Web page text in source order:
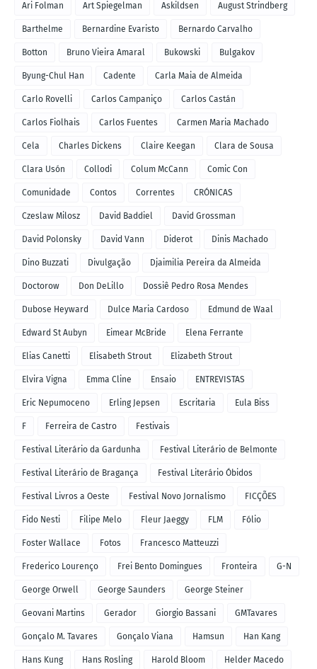
Ari Folman Art Spiegelman Askildsen August Strindberg
Barthelme Bernardine Evaristo Bernardo Carvalho
Botton Bruno Vieira Amaral Bukowski Bulgakov
Byung-Chul Han Cadente Carla Maia de Almeida
Carlo Rovelli Carlos Campaniço Carlos Castán
Carlos Fiolhais Carlos Fuentes Carmen Maria Machado
Cela Charles Dickens Claire Keegan Clara de Sousa
Clara Usón Collodi Colum McCann Comic Con
Comunidade Contos Correntes CRÓNICAS
Czeslaw Milosz David Baddiel David Grossman
David Polonsky David Vann Diderot Dinis Machado
Dino Buzzati Divulgação Djaimilia Pereira da Almeida
Doctorow Don DeLillo Dossiê Pedro Rosa Mendes
Dubose Heyward Dulce Maria Cardoso Edmund de Waal
Edward St Aubyn Eimear McBride Elena Ferrante
Elias Canetti Elisabeth Strout Elizabeth Strout
Elvira Vigna Emma Cline Ensaio ENTREVISTAS
Eric Nepumoceno Erling Jepsen Escritaria Eula Biss
F Ferreira de Castro Festivais
Festival Literário da Gardunha Festival Literário de Belmonte
Festival Literário de Bragança Festival Literário Óbidos
Festival Livros a Oeste Festival Novo Jornalismo FICÇÕES
Fido Nesti Filipe Melo Fleur Jaeggy FLM Fólio
Foster Wallace Fotos Francesco Matteuzzi
Frederico Lourenço Frei Bento Domingues Fronteira G-N
George Orwell George Saunders George Steiner
Geovani Martins Gerador Giorgio Bassani GMTavares
Gonçalo M. Tavares Gonçalo Viana Hamsun Han Kang
Hans Kung Hans Rosling Harold Bloom Helder Macedo